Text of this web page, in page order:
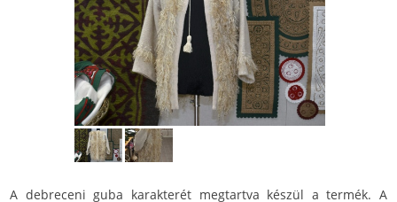
A debreceni guba karakterét megtartva készül a termék. A